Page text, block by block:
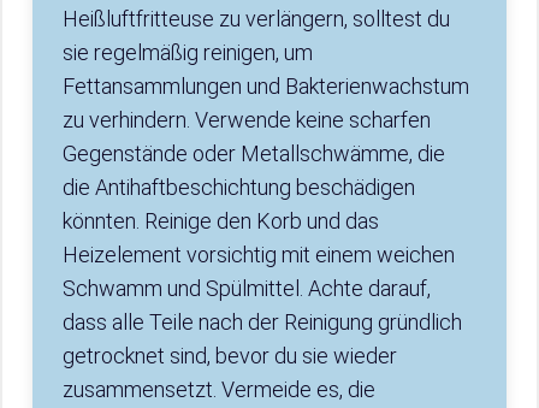
Heißluftfritteuse zu verlängern, solltest du
sie regelmäßig reinigen, um
Fettansammlungen und Bakterienwachstum
zu verhindern. Verwende keine scharfen
Gegenstände oder Metallschwämme, die
die Antihaftbeschichtung beschädigen
könnten. Reinige den Korb und das
Heizelement vorsichtig mit einem weichen
Schwamm und Spülmittel. Achte darauf,
dass alle Teile nach der Reinigung gründlich
getrocknet sind, bevor du sie wieder
zusammensetzt. Vermeide es, die